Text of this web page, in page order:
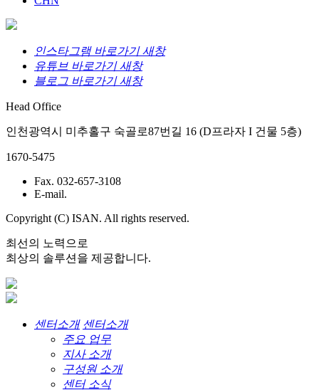
인스타그램 바로가기 새창
유튜브 바로가기 새창
블로그 바로가기 새창
Head Office
인천광역시 미추홀구 숙골로87번길 16 (D프라자 I 건물 5층)
1670-5475
Fax. 032-657-3108
E-mail.
Copyright (C) ISAN. All rights reserved.
최선의 노력으로
최상의 솔루션을 제공합니다.
센터소개 센터소개
주요 업무
지사 소개
구성원 소개
센터 소식